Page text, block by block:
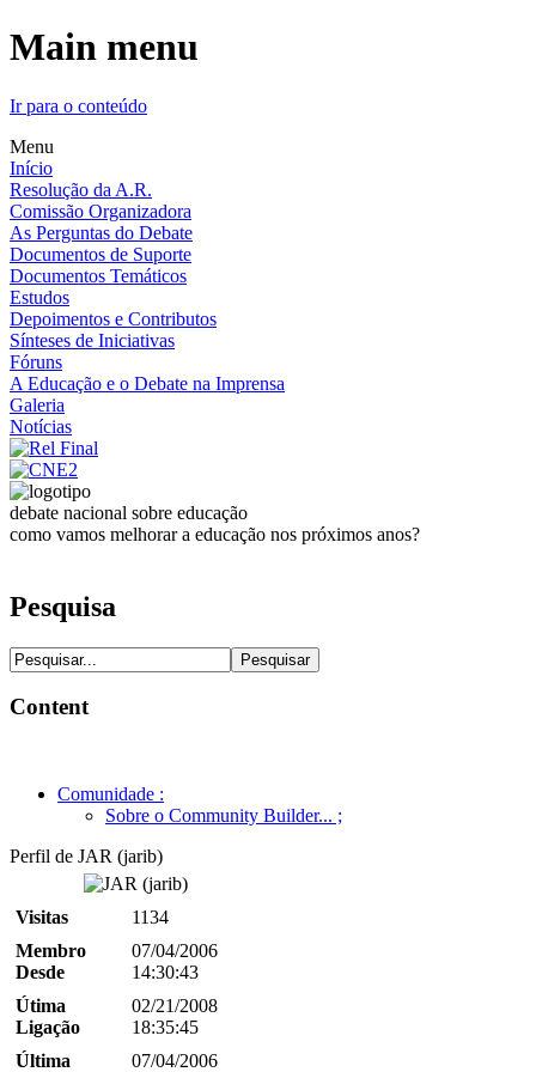
Main menu
Ir para o conteúdo
Menu
Início
Resolução da A.R.
Comissão Organizadora
As Perguntas do Debate
Documentos de Suporte
Documentos Temáticos
Estudos
Depoimentos e Contributos
Sínteses de Iniciativas
Fóruns
A Educação e o Debate na Imprensa
Galeria
Notícias
debate nacional sobre educação
como vamos melhorar a educação nos próximos anos?
Pesquisa
Content
Comunidade :
Sobre o Community Builder... ;
Perfil de JAR (jarib)
Visitas
1134
Membro
Desde
07/04/2006
14:30:43
Útima
Ligação
02/21/2008
18:35:45
Última
07/04/2006